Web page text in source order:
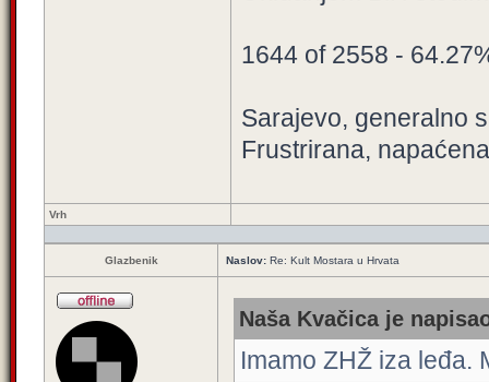
1644 of 2558 -
Sarajevo, generalno
Frustrirana,
Vrh
Glazbenik Naslov: Re: Kult Mostara u Hrvata
Naša Kvačica je
Imamo ZHŽ iza leđa.